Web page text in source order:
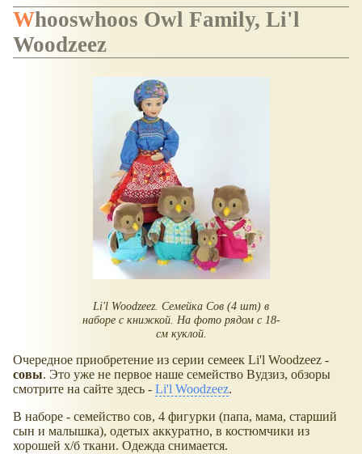
Whooswhoos Owl Family, Li'l
Woodzeez
Li'l Woodzeez. Семейка Сов (4 шт) в
наборе с книжкой. На фото рядом с 18-
см куклой.
Очередное приобретение из серии семеек Li'l Woodzeez -
совы. Это уже не первое наше семейство Вудзиз, обзоры
смотрите на сайте здесь - Li'l Woodzeez.
В наборе - семейство сов, 4 фигурки (папа, мама, старший
сын и малышка), одетых аккуратно, в костюмчики из
хорошей х/б ткани. Одежда снимается.